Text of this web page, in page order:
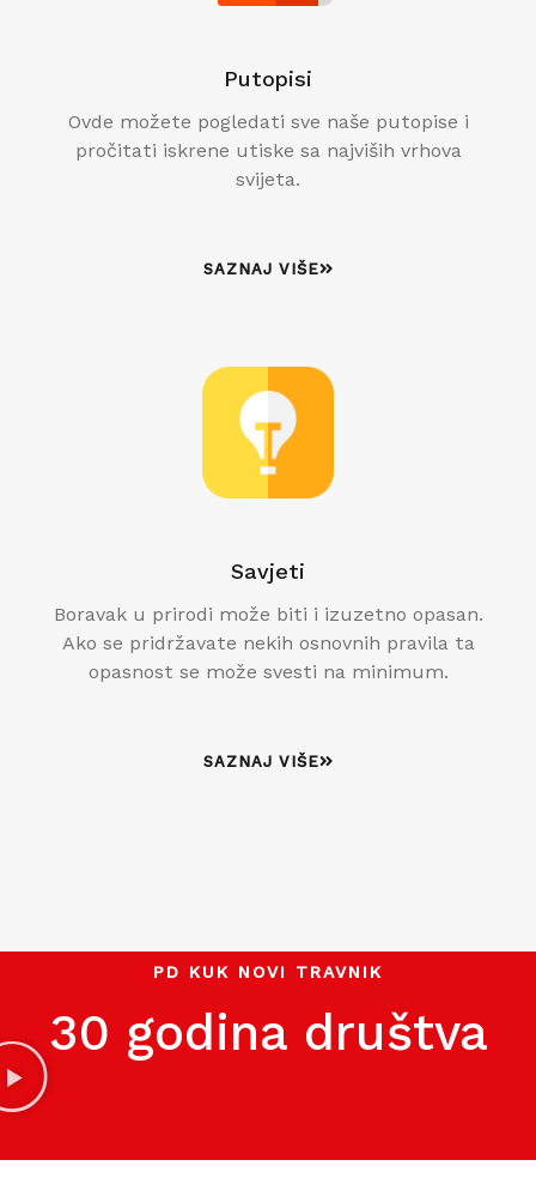
Putopisi
Ovde možete pogledati sve naše putopise i
pročitati iskrene utiske sa najviših vrhova
svijeta.
SAZNAJ VIŠE
Savjeti
Boravak u prirodi može biti i izuzetno opasan.
Ako se pridržavate nekih osnovnih pravila ta
opasnost se može svesti na minimum.
SAZNAJ VIŠE
PD KUK NOVI TRAVNIK
30 godina društva